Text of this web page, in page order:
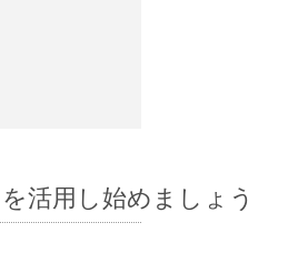
活用し始めましょう